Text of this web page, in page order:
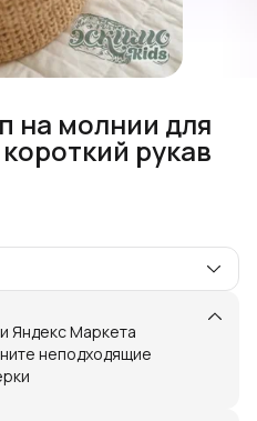
на молнии для
рукав
Яндекс Маркета
неподходящие